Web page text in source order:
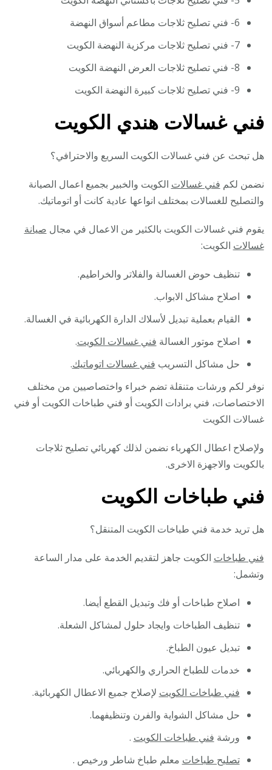
6- فني تصليح ثلاجات مطاعم أسواق النهضة
7- فني تصليح ثلاجات مركزية النهضة الكويت
8- فني تصليح ثلاجات العرض النهضة الكويت
9- فني تصليح ثلاجات كبيرة النهضة الكويت
فني غسالات هندي الكويت
هل تبحث عن فني غسالات الكويت السريع والاحترافي؟
نضمن لكم فني غسالات الكويت والخبير بجميع اعمال الصيانة
والتصليح للغسالات بمختلف انواعها عادية كانت أو اتوماتيك.
يقوم فني غسالات الكويت بالكثير من الاعمال في مجال صيانة
غسالات الكويت:
تنظيف حوض الغسالة والفلاتر والخراطيم.
اصلاح مشاكل الابواب.
القيام بعملية تبديل لأسلاك الدارة الكهربائية في الغسالة.
اصلاح موتور الغسالة فني غسالات الكويت.
حل مشاكل التسريب فني غسالات اتوماتيك.
نوفر لكم ورشات متنقلة تضم خبراء واختصاصيين من مختلف
الاختصاصات، فني برادات الكويت أو فني طباخات الكويت أو فني
غسالات الكويت
ولإصلاح اعطال الكهرباء نضمن لذلك كهربائي تصليح ثلاجات
بالكويت والاجهزة الاخرى.
فني طباخات الكويت
هل تريد خدمة فني طباخات الكويت المتنقل؟
فني طباخات الكويت جاهز لتقديم الخدمة على مدار الساعة
وتشمل:
اصلاح طباخات أو فك وتبديل القطع أيضا.
تنظيف الطباخات وايجاد حلول لمشاكل الشعلة.
تبديل عيون الطباخ.
خدمات للطباخ الحراري والكهربائي.
فني طباخات الكويت لإصلاح جميع الاعطال الكهربائية.
حل مشاكل الشواية والفرن وتنظيفهما.
ورشة فني طباخات الكويت .
تصليح طباخات معلم طباخ شاطر ورخيص .